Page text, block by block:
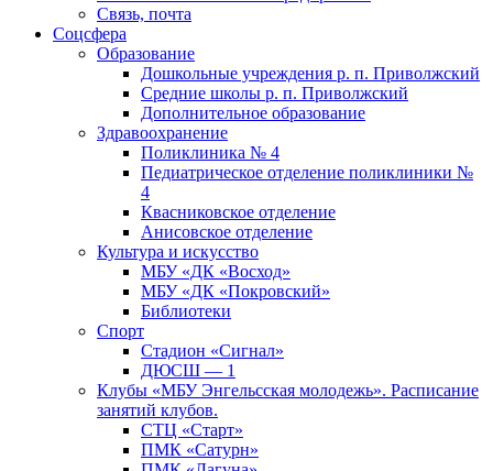
Связь, почта
Соцсфера
Образование
Дошкольные учреждения р. п. Приволжский
Средние школы р. п. Приволжский
Дополнительное образование
Здравоохранение
Поликлиника № 4
Педиатрическое отделение поликлиники №
4
Квасниковское отделение
Анисовское отделение
Культура и искусство
МБУ «ДК «Восход»
МБУ «ДК «Покровский»
Библиотеки
Спорт
Стадион «Сигнал»
ДЮСШ — 1
Клубы «МБУ Энгельсская молодежь». Расписание
занятий клубов.
СТЦ «Старт»
ПМК «Сатурн»